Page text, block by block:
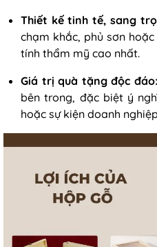
Thiết kế tinh tế, sang
chạm khắc, phủ sơn
tính thẩm mỹ cao nhất.
Giá trị quà tặng độc đáo:
bên trong, đặc biệt ý
hoặc sự kiện doanh